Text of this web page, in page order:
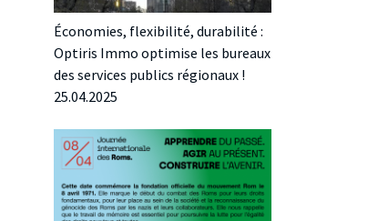
Économies, flexibilité, durabilité :
Optiris Immo optimise les bureaux
des services publics régionaux !
25.04.2025